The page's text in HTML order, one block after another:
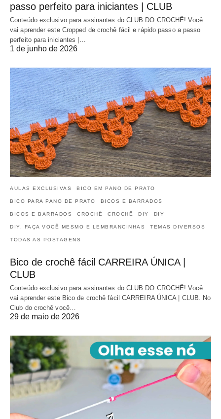
passo perfeito para iniciantes | CLUB
Conteúdo exclusivo para assinantes do CLUB DO CROCHÊ! Você
vai aprender este Cropped de crochê fácil e rápido passo a passo
perfeito para iniciantes |…
1 de junho de 2026
AULAS EXCLUSIVAS BICO EM PANO DE PRATO
BICO PARA PANO DE PRATO BICOS E BARRADOS
BICOS E BARRADOS CROCHÊ CROCHÊ DIY DIY
DIY, FAÇA VOCÊ MESMO E LEMBRANCINHAS TEMAS DIVERSOS
TODAS AS POSTAGENS
Bico de crochê fácil CARREIRA ÚNICA |
CLUB
Conteúdo exclusivo para assinantes do CLUB DO CROCHÊ! Você
vai aprender este Bico de crochê fácil CARREIRA ÚNICA | CLUB. No
Club do crochê você…
29 de maio de 2026